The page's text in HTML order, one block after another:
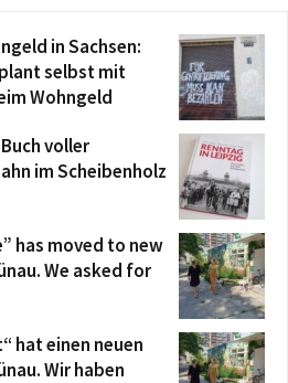
in Sachsen:
selbst mit
Wohngeld
voller
im Scheibenholz
has moved to new
We asked for
hat einen neuen
Wir haben